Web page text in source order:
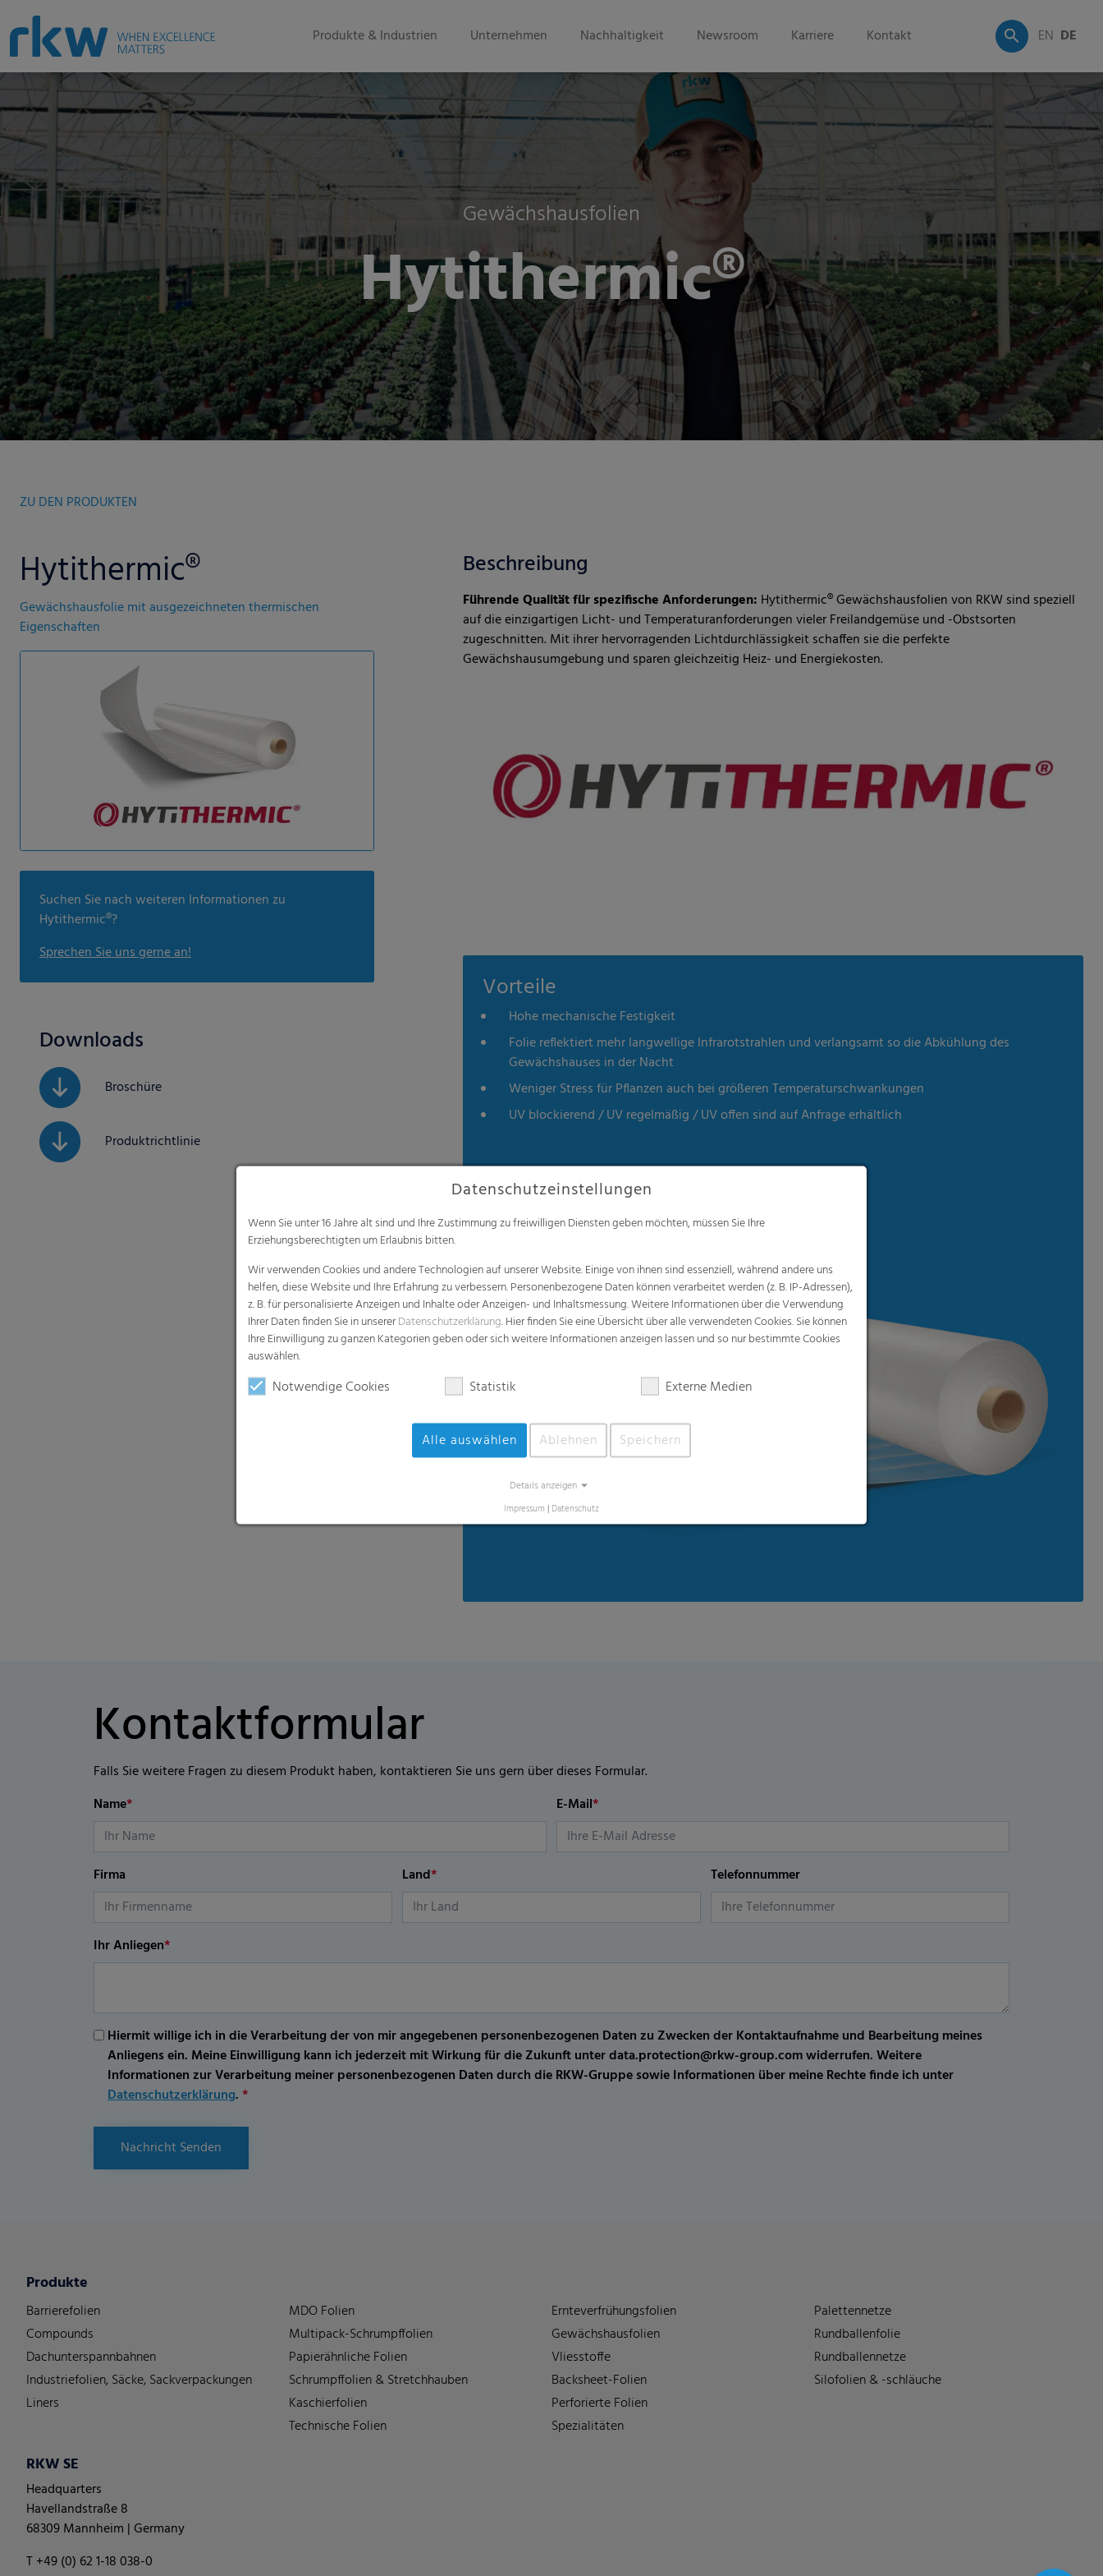
Produkte & Industrien Unternehmen Nachhaltigkeit Newsroom Karriere Kontakt EN DE
Gewächshausfolien
Hytithermic®
ZU DEN PRODUKTEN
Hytithermic®
Gewächshausfolie mit ausgezeichneten thermischen
Eigenschaften
Suchen Sie nach weiteren Informationen zu
Hytithermic®?
Sprechen Sie uns gerne an!
Downloads
Broschüre
Produktrichtlinie
Beschreibung
Führende Qualität für spezifische Anforderungen: Hytithermic® Gewächshausfolien von RKW sind speziell
auf die einzigartigen Licht- und Temperaturanforderungen vieler Freilandgemüse und -Obstsorten
zugeschnitten. Mit ihrer hervorragenden Lichtdurchlässigkeit schaffen sie die perfekte
Gewächshausumgebung und sparen gleichzeitig Heiz- und Energiekosten.
Vorteile
Hohe mechanische Festigkeit
Folie reflektiert mehr langwellige Infrarotstrahlen und verlangsamt so die Abkühlung des
Gewächshauses in der Nacht
Weniger Stress für Pflanzen auch bei größeren Temperaturschwankungen
UV blockierend / UV regelmäßig / UV offen sind auf Anfrage erhältlich
Kontaktformular
Falls Sie weitere Fragen zu diesem Produkt haben, kontaktieren Sie uns gern über dieses Formular.
Name* E-Mail*
Firma Land* Telefonnummer
Ihr Anliegen*
Hiermit willige ich in die Verarbeitung der von mir angegebenen personenbezogenen Daten zu Zwecken der Kontaktaufnahme und Bearbeitung meines
Anliegens ein. Meine Einwilligung kann ich jederzeit mit Wirkung für die Zukunft unter data.protection@rkw-group.com widerrufen. Weitere
Informationen zur Verarbeitung meiner personenbezogenen Daten durch die RKW-Gruppe sowie Informationen über meine Rechte finde ich unter
Datenschutzerklärung.*
Nachricht Senden
Datenschutzeinstellungen
Wenn Sie unter 16 Jahre alt sind und Ihre Zustimmung zu freiwilligen Diensten geben möchten, müssen Sie Ihre
Erziehungsberechtigten um Erlaubnis bitten.
Wir verwenden Cookies und andere Technologien auf unserer Website. Einige von ihnen sind essenziell, während andere uns
helfen, diese Website und Ihre Erfahrung zu verbessern. Personenbezogene Daten können verarbeitet werden (z. B. IP-Adressen),
z. B. für personalisierte Anzeigen und Inhalte oder Anzeigen- und Inhaltsmessung. Weitere Informationen über die Verwendung
Ihrer Daten finden Sie in unsererDatenschutzerklärung. Hier finden Sie eine Übersicht über alle verwendeten Cookies. Sie können
Ihre Einwilligung zu ganzen Kategorien geben oder sich weitere Informationen anzeigen lassen und so nur bestimmte Cookies
auswählen.
Notwendige Cookies Statistik Externe Medien
Alle auswählen Ablehnen Speichern
Details anzeigen
Impressum | Datenschutz
Produkte
Barrierefolien
Compounds
Dachunterspannbahnen
Industriefolien, Säcke, Sackverpackungen
Liners
MDO Folien
Multipack-Schrumpffolien
Papierähnliche Folien
Schrumpffolien & Stretchhauben
Kaschierfolien
Technische Folien
Ernteverfrühungsfolien
Gewächshausfolien
Vliesstoffe
Backsheet-Folien
Perforierte Folien
Spezialitäten
Palettennetze
Rundballenfolie
Rundballennetze
Silofolien & -schläuche
RKW SE
Headquarters
Havellandstraße 8
68309 Mannheim | Germany
T +49 (0) 62 1-18 038-0